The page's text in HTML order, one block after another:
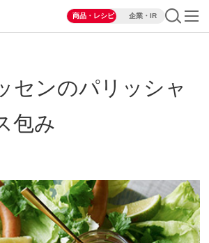
商品・レシピ 企業・IR
センのパリッシャ
包み